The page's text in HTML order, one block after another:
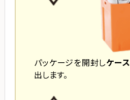
パッケージを開封しケース
出します。